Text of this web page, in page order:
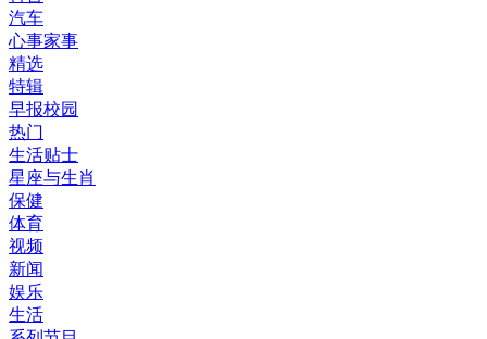
汽车
心事家事
精选
特辑
早报校园
热门
生活贴士
星座与生肖
保健
体育
视频
新闻
娱乐
生活